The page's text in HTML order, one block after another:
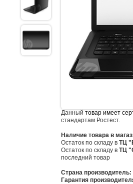
Данный товар имеет
стандартам Ростест.
Наличие товара в
Остаток по складу в ТЦ
Остаток по складу в ТЦ
последний товар
Страна производитель:
Гарантия